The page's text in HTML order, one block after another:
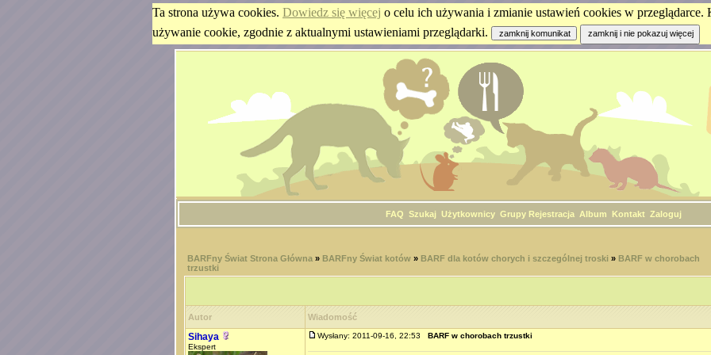
Ta strona używa cookies. Dowiedz się więcej o celu ich używania i zmianie ustawień cookies w przeglądarce.
używanie cookie, zgodnie z aktualnymi ustawieniami przeglądarki.
FAQ Szukaj Użytkownicy Grupy Rejestracja Album Kontakt Zaloguj
BARFny Świat Strona Główna » BARFny Świat kotów » BARF dla kotów chorych i szczególnej troski » BARF w chorobach
trzustki
Autor Wiadomość
Sihaya
Ekspert
Wysłany: 2011-09-16, 22:53 BARF w chorobach trzustki